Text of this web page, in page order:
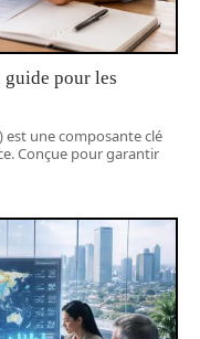
pour les
est une composante clé
Conçue pour garantir